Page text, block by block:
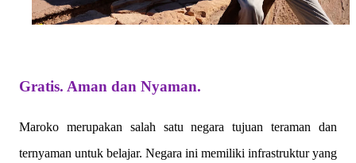
Gratis. Aman dan Nyaman.
Maroko merupakan salah satu negara tujuan teraman dan
ternyaman untuk belajar. Negara ini memiliki infrastruktur yang